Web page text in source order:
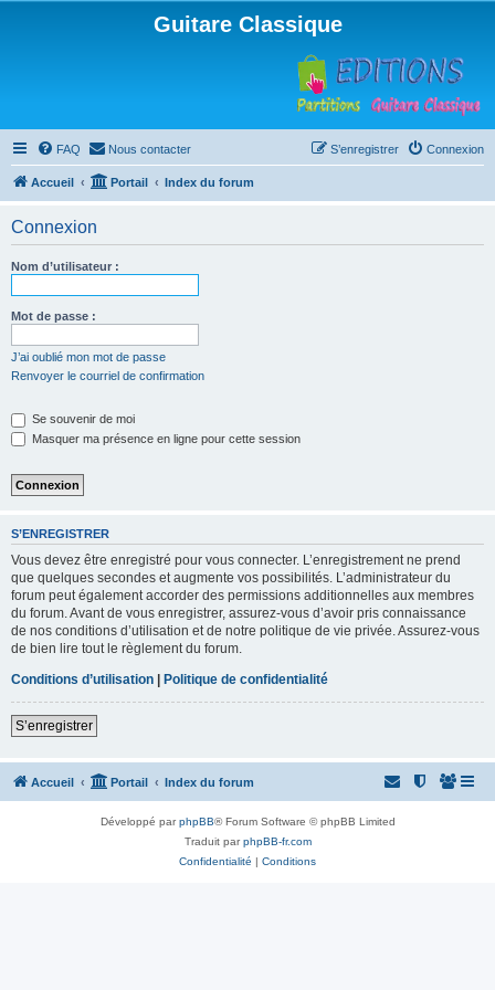
Guitare Classique
FAQ Nous contacter Connexion
S’enregistrer
Accueil Portail Index du forum
Connexion
Nom d’utilisateur :
Mot de passe :
J’ai oublié mon mot de passe
Renvoyer le courriel de confirmation
Se souvenir de moi
Masquer ma présence en ligne pour cette session
S’ENREGISTRER
Vous devez être enregistré pour vous connecter. L’enregistrement ne prend
que quelques secondes et augmente vos possibilités. L’administrateur du
forum peut également accorder des permissions additionnelles aux membres
du forum. Avant de vous enregistrer, assurez-vous d’avoir pris connaissance
de nos conditions d’utilisation et de notre politique de vie privée. Assurez-vous
de bien lire tout le règlement du forum.
Conditions d’utilisation | Politique de confidentialité
S’enregistrer
Accueil Portail Index du forum
Développé parphpBB® Forum Software © phpBB Limited
Traduit parphpBB-fr.com
Confidentialité | Conditions